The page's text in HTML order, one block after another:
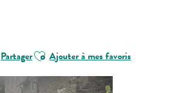
PartagerAjouter aux favoris
Ajouter à mes favoris